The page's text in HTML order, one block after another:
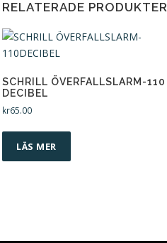
RELATERADE PRODUKTER
SCHRILL ÖVERFALLSLARM-110
DECIBEL
kr65.00
LÄS MER